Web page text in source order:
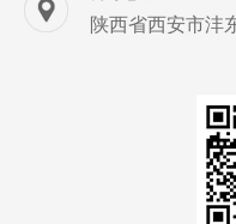
陕西省西安市沣